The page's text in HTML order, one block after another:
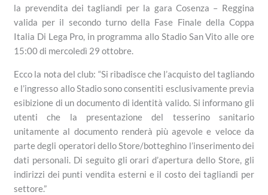
la prevendita dei tagliandi per la gara Cosenza – Reggina
valida per il secondo turno della Fase Finale della Coppa
Italia Di Lega Pro, in programma allo Stadio San Vito alle ore
15:00 di mercoledì 29 ottobre.
Ecco la nota del club: “Si ribadisce che l’acquisto del tagliando
e l’ingresso allo Stadio sono consentiti esclusivamente previa
esibizione di un documento di identità valido. Si informano gli
utenti che la presentazione del tesserino sanitario
unitamente al documento renderà più agevole e veloce da
parte degli operatori dello Store/botteghino l’inserimento dei
dati personali. Di seguito gli orari d’apertura dello Store, gli
indirizzi dei punti vendita esterni e il costo dei tagliandi per
settore.”